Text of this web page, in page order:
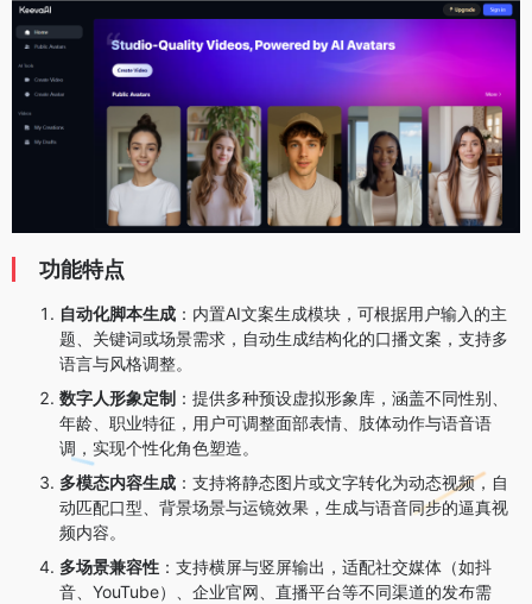
功能特点
自动化脚本生成 ：内置AI文案生成模块，可根据用户输入的主
题、关键词或场景需求，自动生成结构化的口播文案，支持多
语言与风格调整。
数字人形象定制 ：提供多种预设虚拟形象库，涵盖不同性别、
年龄、职业特征，用户可调整面部表情、肢体动作与语音语
调，实现个性化角色塑造。
多模态内容生成 ：支持将静态图片或文字转化为动态视频，自
动匹配口型、背景场景与运镜效果，生成与语音同步的逼真视
频内容。
多场景兼容性 ：支持横屏与竖屏输出，适配社交媒体（如抖
音、YouTube）、企业官网、直播平台等不同渠道的发布需